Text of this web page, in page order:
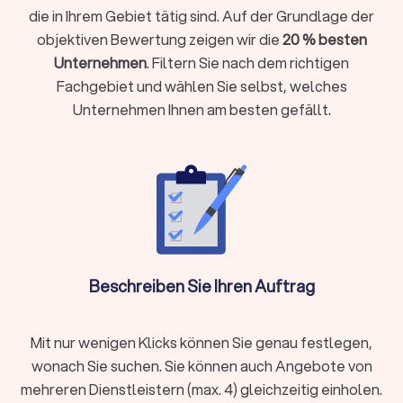
Einrichtungen
Kosten eines Raumausstatters in
Wermelskirchen
Die Kosten für einen Raumausstatter liegen im Durchschnitt
Polsterarbeiten, kann der Preis bei etwa
Aufwendigere Projekte, wie die vollständige Neugestaltung
mehrerer Räume mit hochwertigen Materialien, können
Je nach Anbieter und Projektart können unterschiedliche
Abrechnungsmodelle zum Einsatz kommen:
Stundensatz:Häufig bei Beratungsleistungen oder
inklusive Planung, Materialauswahl und Umsetzung
Preis pro Quadratmeter: Gilt oft bei Wand- oder
Bodenarbeiten (z. B. Tapezieren, Bodenbeläge)
Preis pro Objekt:Zum Beispiel bei der Neupolsterung
die in Ihrem Gebiet tätig sind. Auf der Grundlage der
objektiven Bewertung zeigen wir die20 % besten
Unternehmen. Filtern Sie nach dem richtigen
Fachgebiet und wählen Sie selbst, welches
Unternehmen Ihnen am besten gefällt.
Beschreiben Sie Ihren Auftrag
Mit nur wenigen Klicks können Sie genau festlegen,
wonach Sie suchen. Sie können auch Angebote von
mehreren Dienstleistern (max. 4) gleichzeitig einholen.